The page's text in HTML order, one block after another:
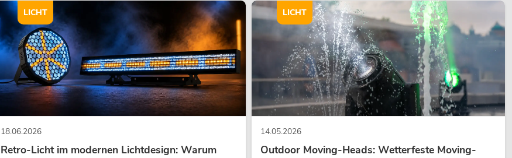
18.06.2026
Retro-Licht im modernen Lichtdesign: Warum
LICHT
14.05.2026
Outdoor Moving-Heads: Wetterfeste Moving-
LICHT